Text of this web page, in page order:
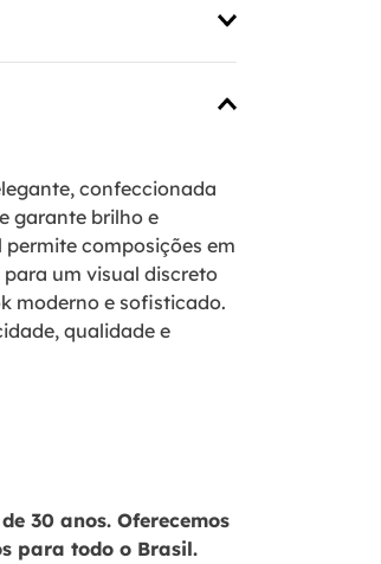
confeccionada
garante brilho e
composições em
um visual discreto
moderno e sofisticado.
qualidade e
30 anos. Oferecemos
para todo o Brasil.